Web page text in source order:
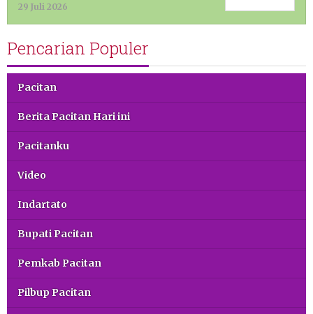
29 Juli 2026
Pencarian Populer
Pacitan
Berita Pacitan Hari ini
Pacitanku
Video
Indartato
Bupati Pacitan
Pemkab Pacitan
Pilbup Pacitan